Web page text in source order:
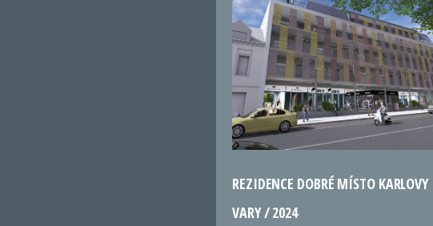
REZIDENCE DOBRÉ MÍSTO KARLOVY
VARY / 2024